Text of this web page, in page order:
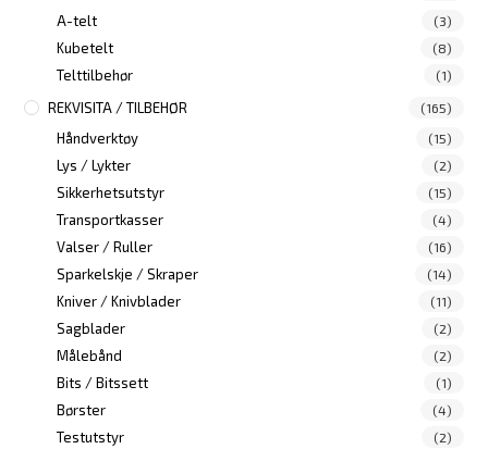
A-telt (3)
Kubetelt (8)
Telttilbehør (1)
REKVISITA / TILBEHØR (165)
Håndverktøy (15)
Lys / Lykter (2)
Sikkerhetsutstyr (15)
Transportkasser (4)
Valser / Ruller (16)
Sparkelskje / Skraper (14)
Kniver / Knivblader (11)
Sagblader (2)
Målebånd (2)
Bits / Bitssett (1)
Børster (4)
Testutstyr (2)